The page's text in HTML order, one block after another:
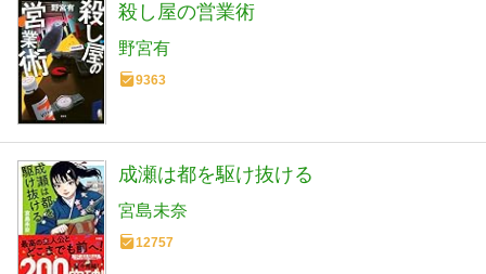
殺し屋の営業術
野宮有
9363
成瀬は都を駆け抜ける
宮島未奈
12757